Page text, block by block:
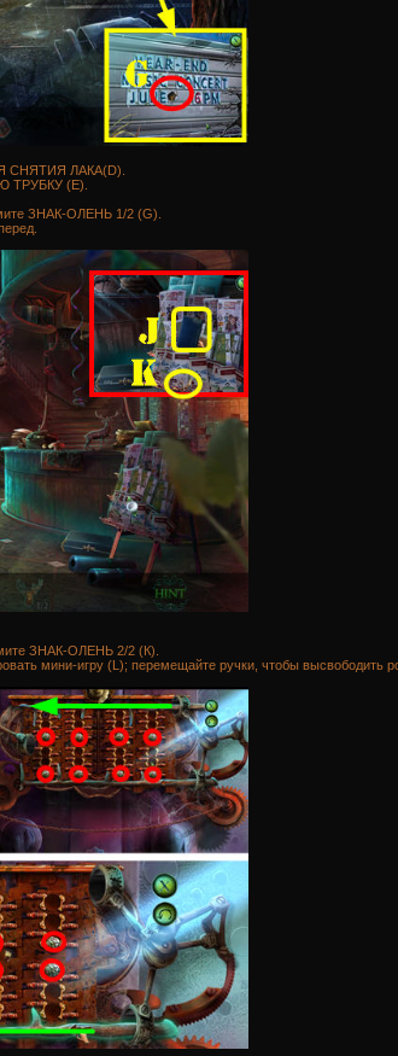
СНЯТИЯ ЛАКА(D).
ТРУБКУ (Е).
ЗНАК-ОЛЕНЬ 1/2 (G).
ЗНАК-ОЛЕНЬ 2/2 (К).
мини-игру (L); перемещайте ручки, чтобы высвободить